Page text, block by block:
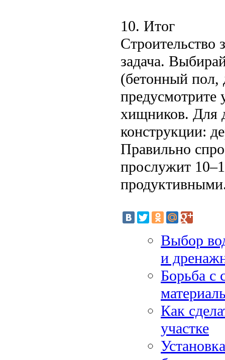
10. Итог
Строительство
задача.
(бетонный пол,
предусмотрите
хищников. Для
конструкции:
Правильно
прослужит
Выбор
и
Борьба с
Как
участке